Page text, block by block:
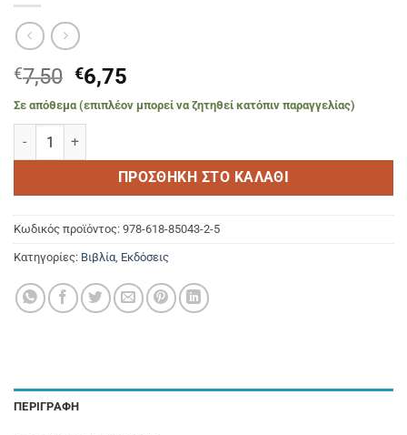
€7,50 Original
price
was:
€7,50.
€6,75
τρέχουσα
τιμή
€6,75.
Σε απόθεμα (επιπλέον μπορεί να ζητηθεί κατόπιν παραγγελίας)
Καμπούμ... και φύγαμε! / Superstring Theory ποσότητα
ΠΡΟΣΘΉΚΗ ΣΤΟ ΚΑΛΆΘΙ
Κωδικός προϊόντος: 978-618-85043-2-5
Κατηγορίες: Βιβλία, Εκδόσεις
ΠΕΡΙΓΡΑΦΉ